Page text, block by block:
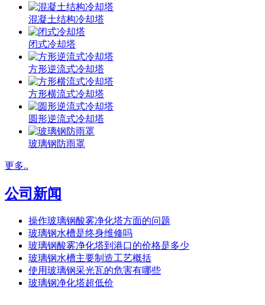
混凝土结构冷却塔
闭式冷却塔
方形逆流式冷却塔
方形横流式冷却塔
圆形逆流式冷却塔
玻璃钢防雨罩
更多..
公司新闻
操作玻璃钢酸雾净化塔方面的问题
玻璃钢水槽是终身维修吗
玻璃钢酸雾净化塔到港口的价格是多少
玻璃钢水槽主要制造工艺概括
使用玻璃钢采光瓦的危害有哪些
玻璃钢净化塔超低价